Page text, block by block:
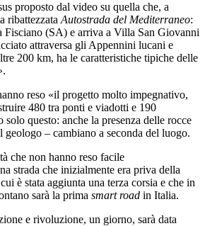
proposto dal video su quella che, a
ribattezzataAutostrada del Mediterraneo:
Fisciano (SA) e arriva a Villa San Giovanni
attraversa gli Appennini lucani e
200 km, ha le caratteristiche tipiche delle
reso «il progetto molto impegnativo,
480 tra ponti e viadotti e 190
solo questo: anche la presenza delle rocce
geologo – cambiano a seconda del luogo.
che non hanno reso facile
strada che inizialmente era priva della
è stata aggiunta una terza corsia e che in
sarà la prima smart road in Italia.
e rivoluzione, un giorno, sarà data